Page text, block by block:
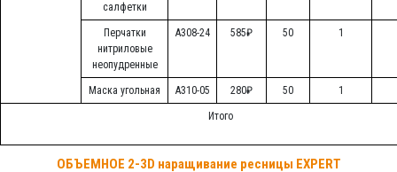
салфетки
Перчатки
нитриловые
неопудренные
А308-24 585₽ 50 1
Маска угольная А310-05 280₽ 50 1
Итого
ОБЪЕМНОЕ 2-3D наращивание ресницы EXPERT